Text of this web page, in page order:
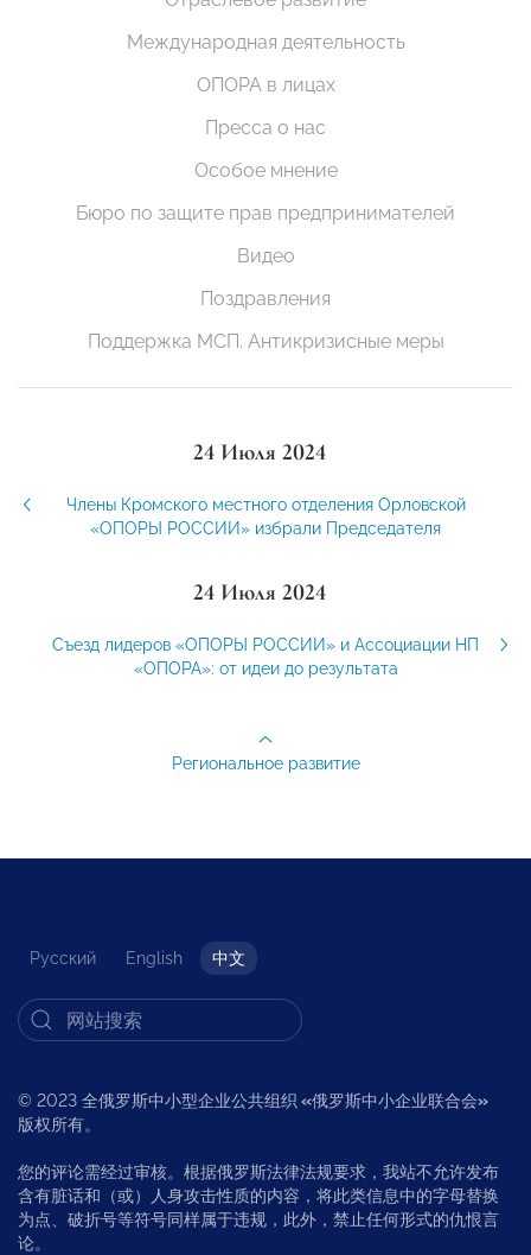
Международная деятельность
ОПОРА в лицах
Пресса о нас
Особое мнение
Бюро по защите прав предпринимателей
Видео
Поздравления
Поддержка МСП. Антикризисные меры
24 Июля 2024
Члены Кромского местного отделения Орловской
«ОПОРЫ РОССИИ» избрали Председателя
24 Июля 2024
Съезд лидеров «ОПОРЫ РОССИИ» и Ассоциации НП
«ОПОРА»: от идеи до результата
Региональное развитие
Русский English 中文
© 2023 全俄罗斯中小型企业公共组织 «俄罗斯中小企业联合会»
版权所有。
您的评论需经过审核。根据俄罗斯法律法规要求，我站不允许发布
含有脏话和（或）人身攻击性质的内容，将此类信息中的字母替换
为点、破折号等符号同样属于违规，此外，禁止任何形式的仇恨言
论。